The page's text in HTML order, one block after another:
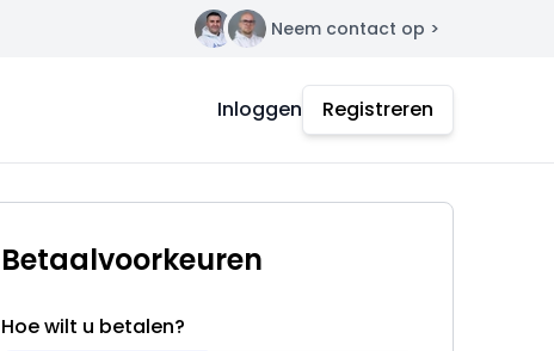
Contact Neem contact op >
Inloggen Registreren
Betaalvoorkeuren
Hoe wilt u betalen?